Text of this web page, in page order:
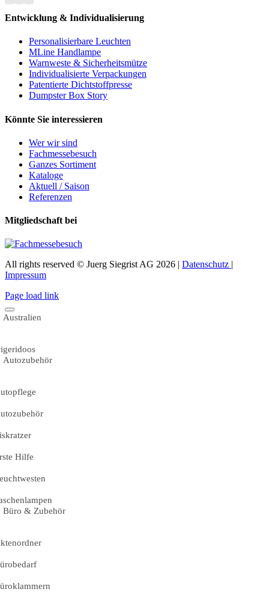
Entwicklung & Individualisierung
Personalisierbare Leuchten
MLine Handlampe
Warnweste & Sicherheitsmütze
Individualisierte Verpackungen
Patentierte Dichtstoffpresse
Dumpster Box Story
Könnte Sie interessieren
Wer wir sind
Fachmessebesuch
Ganzes Sortiment
Kataloge
Aktuell / Saison
Referenzen
Mitgliedschaft bei
All rights reserved © Juerg Siegrist AG 2026 | Datenschutz |
Impressum
Page load link
Australien
Autozubehör
Hilfe
Büro & Zubehör